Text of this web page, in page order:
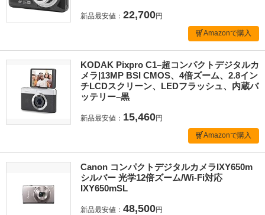
新品最安値： 22,700円
Amazonで購入
KODAK Pixpro C1–超コンパクトデジタルカ
メラ|13MP BSI CMOS、4倍ズーム、2.8イン
チLCDスクリーン、LEDフラッシュ、内蔵バ
ッテリー–黒
新品最安値： 15,460円
Amazonで購入
Canon コンパクトデジタルカメラIXY650m
シルバー 光学12倍ズーム/Wi-Fi対応
IXY650mSL
新品最安値： 48,500円